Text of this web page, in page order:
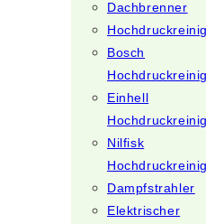
Dachbrenner
Bosch
Einhell
Nilfisk
Dampfstrahler
Elektrischer